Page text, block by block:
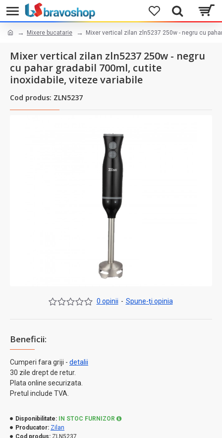
Mixere bucatarie Mixer vertical zilan zln5237 250w - negru cu
Mixer vertical zilan zln5237 250w - negru
cu pahar gradabil 700ml, cutite
inoxidabile, viteze variabile
Cod produs: ZLN5237
Beneficii:
Cumperi fara griji - detalii
30 zile drept de retur.
Plata online securizata.
Pretul include TVA.
0 opinii - Spune-ţi opinia
Disponibilitate:
IN STOC FURNIZOR
Producator: Zilan